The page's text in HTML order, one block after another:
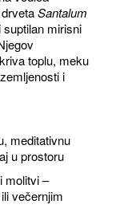
Santalum
mirisni
toplu, meku
i
meditativnu
u prostoru
molitvi –
večernjim